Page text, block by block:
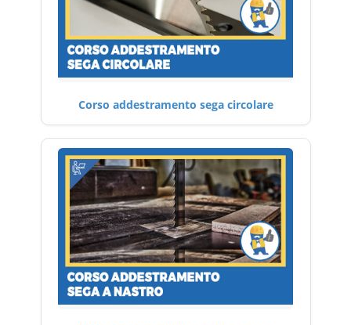
Corso addestramento sega circolare